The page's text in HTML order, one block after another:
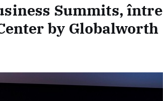
Summits, între
by Globalworth